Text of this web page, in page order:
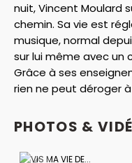
nuit, Vincent Moulard
chemin. Sa vie est
musique, normal
sur lui même avec un
Grâce à ses
rien ne peut déroger
maison, bouquin de
pour mieux vivre dès
PHOTOS &